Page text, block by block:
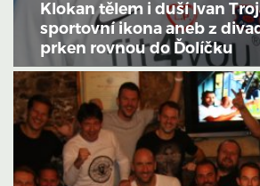
Klokan tělem i duší Ivan
sportovní ikona aneb z
prken rovnou do Ďolíčku